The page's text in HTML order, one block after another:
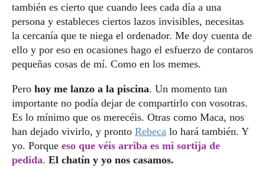
también es cierto que cuando lees cada día a una
persona y estableces ciertos lazos invisibles, necesitas
la cercanía que te niega el ordenador. Me doy cuenta de
ello y por eso en ocasiones hago el esfuerzo de contaros
pequeñas cosas de mí. Como en los memes.
Pero hoy me lanzo a la piscina. Un momento tan
importante no podía dejar de compartirlo con vosotras.
Es lo mínimo que os merecéis. Otras como Maca, nos
han dejado vivirlo, y pronto Rebeca lo hará también. Y
yo. Porque eso que véis arriba es mi sortija de
pedida. El chatín y yo nos casamos.